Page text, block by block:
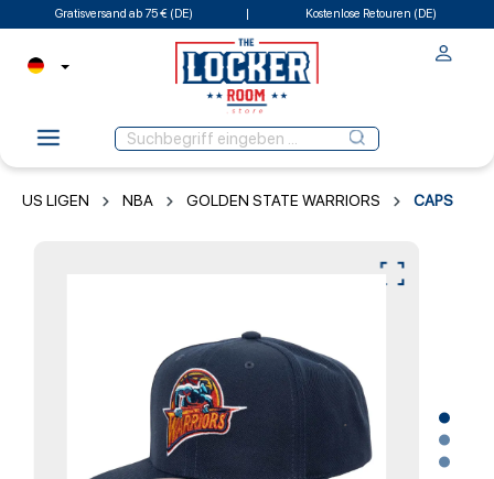
Gratisversand ab 75 € (DE) Kostenlose Retouren (DE)
US LIGEN NBA GOLDEN STATE WARRIORS CAPS